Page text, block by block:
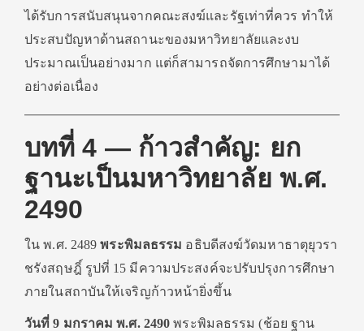
ได้รับการสนับสนุนจากคณะสงฆ์และรัฐเท่าที่ควร ทำให้
ประสบปัญหาด้านสถานะของมหาวิทยาลัยและงบ
ประมาณเป็นอย่างมาก แต่ก็สามารถจัดการศึกษามาได้
อย่างต่อเนื่อง
บทที่ 4 — ก้าวสำคัญ: ยก
ฐานะเป็นมหาวิทยาลัย พ.ศ.
2490
ใน พ.ศ. 2489พระพิมลธรรม อธิบดีสงฆ์วัดมหาธาตุยุวรา
ชรังสฤษฎิ์ รูปที่ 15 มีความประสงค์จะปรับปรุงการศึกษา
ภายในสถาบันให้เจริญก้าวหน้ายิ่งขึ้น
วันที่ 9 มกราคม พ.ศ. 2490 พระพิมลธรรม (ช้อย ฐาน